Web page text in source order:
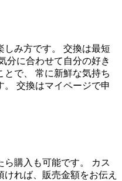
しみ方です。 交換は最短
分に合わせて自分の好き
とで、 常に新鮮な気持ち
。 交換はマイページで申
購入も可能です。 カス
れば、販売金額をお伝え